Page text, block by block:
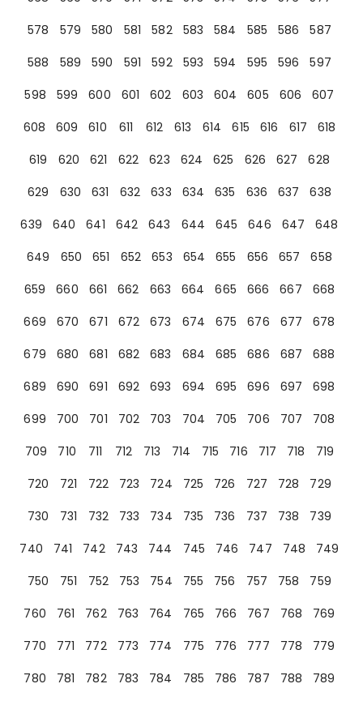
578
579 580 581 582 583 584 585 586
587
588
589 590 591 592 593 594 595 596
597
598
599 600 601 602 603 604 605 606
607
608
609 610 611 612 613 614 615 616 617
618
619
620 621 622 623 624 625 626 627
628
629
630 631 632 633 634 635 636 637
638
639
640 641 642 643 644 645 646 647
648
649
650 651 652 653 654 655 656 657
658
659
660 661 662 663 664 665 666 667
668
669
670 671 672 673 674 675 676 677
678
679
680 681 682 683 684 685 686 687
688
689
690 691 692 693 694 695 696 697
698
699
700 701 702 703 704 705 706 707
708
709
710 711 712 713 714 715 716 717 718
719
720
721 722 723 724 725 726 727 728
729
730
731 732 733 734 735 736 737 738
739
740
741 742 743 744 745 746 747 748
749
750
751 752 753 754 755 756 757 758
759
760
761 762 763 764 765 766 767 768
769
770
771 772 773 774 775 776 777 778
779
780
781 782 783 784 785 786 787 788
789